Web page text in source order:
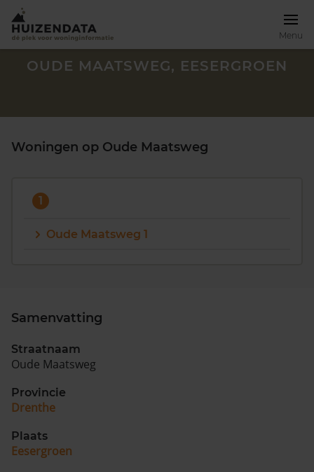
Menu
088 220 4200
Maandag t/m vrijdag - 08:00 -18:00
OUDE MAATSWEG, EESERGROEN
Woningen op Oude Maatsweg
1
Oude Maatsweg 1
Samenvatting
Straatnaam
Oude Maatsweg
Provincie
Drenthe
Plaats
Eesergroen